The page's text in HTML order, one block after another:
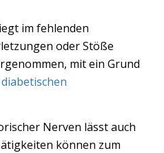
im fehlenden
oder Stöße
mit ein Grund
diabetischen
Nerven lässt auch
können zum